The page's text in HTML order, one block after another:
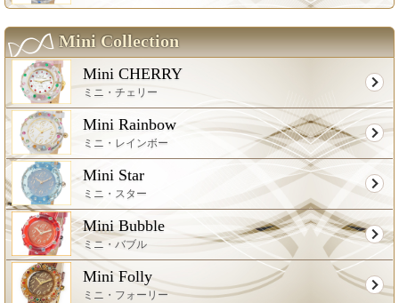
Mini Collection
Mini CHERRY
ミニ・チェリー
Mini Rainbow
ミニ・レインボー
Mini Star
ミニ・スター
Mini Bubble
ミニ・バブル
Mini Folly
ミニ・フォーリー